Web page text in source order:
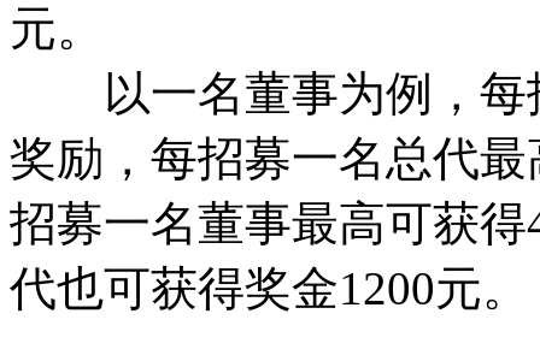
元。
以一名董事为例，每
奖励，每招募一名总代
招募一名董事最高可获
代也可获得奖金1200元。